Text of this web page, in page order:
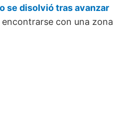
se disolvió tras avanzar
encontrarse con una zona